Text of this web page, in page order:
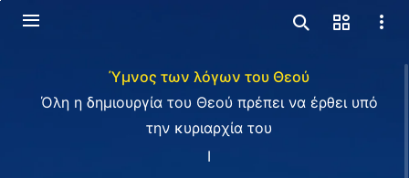
Ύμνος των λόγων του Θεού
Όλη η δημιουργία του Θεού πρέπει να έρθει υπό
την κυριαρχία του
I